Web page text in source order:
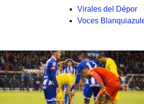
Virales del Dépor
Voces